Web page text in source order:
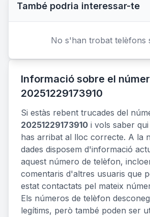
També podria interessar-te
No s'han trobat telèfons
Informació sobre el
20251229173910
Si estàs rebent trucades del
20251229173910 i vols saber
has arribat al lloc correcte. A la
dades disposem d'informació
aquest número de telèfon,
comentaris d'altres usuaris que
estat contactats pel mateix
Els números de telèfon
legítims, però també poden ser